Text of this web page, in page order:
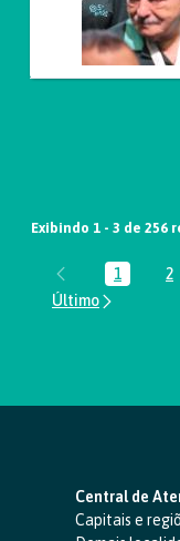
Exibindo 1 - 3 de 256
Página
1 2
Central de
Capitais e